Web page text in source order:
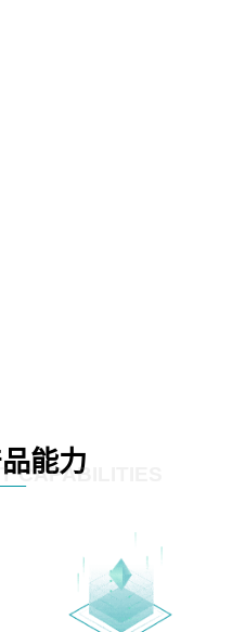
能力
CAPABILITIES